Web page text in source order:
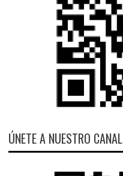
ÚNETE A NUESTRO